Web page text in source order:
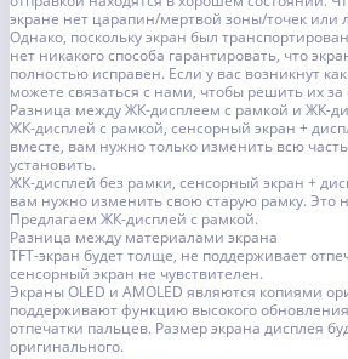
экране нет царапин/мертвой зоны/точек или
Однако, поскольку экран был
нет никакого способа гарантировать, что
полностью исправен. Если у вас возникнут
можете связаться с нами, чтобы решить их за
Разница между ЖК-дисплеем с рамкой и ЖК-
ЖК-дисплей с рамкой, сенсорный экран +
вместе, вам нужно только изменить всю
установить.
ЖК-дисплей без рамки, сенсорный экран +
вам нужно изменить свою старую рамку. Это
Предлагаем ЖК-дисплей с рамкой.
Разница между материалами экрана
TFT-экран будет толще, не поддерживает
сенсорный экран не чувствителен.
Экраны OLED и AMOLED являются копиями
поддерживают функцию высокого
отпечатки пальцев. Размер экрана дисплея
оригинального.